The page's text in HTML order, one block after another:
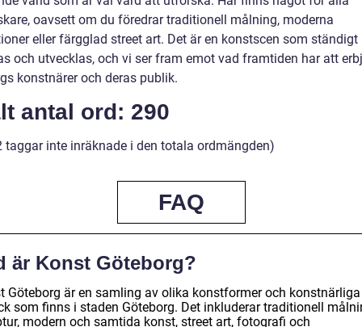
oavsett om du föredrar traditionell målning, moderna
eller färgglad street art. Det är en konstscen som ständigt
och utvecklas, och vi ser fram emot vad framtiden har att
konstnärer och deras publik.
antal ord: 290
taggar inte inräknade i den totala ordmängden)
FAQ
är Konst Göteborg?
Göteborg är en samling av olika konstformer och konstnärliga
som finns i staden Göteborg. Det inkluderar traditionell
modern och samtida konst, street art, fotografi och